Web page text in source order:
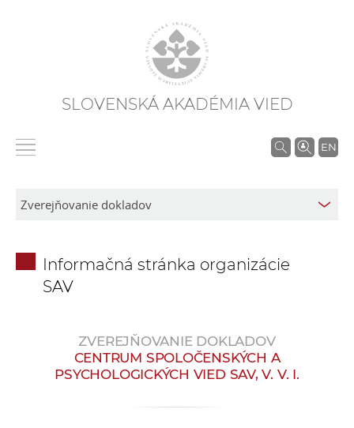
SLOVENSKÁ AKADÉMIA VIED
EN
V
v
Informačná stránka organizácie
SAV
ZVEREJŇOVANIE DOKLADOV
CENTRUM SPOLOČENSKÝCH A
PSYCHOLOGICKÝCH VIED SAV, V. V. I.